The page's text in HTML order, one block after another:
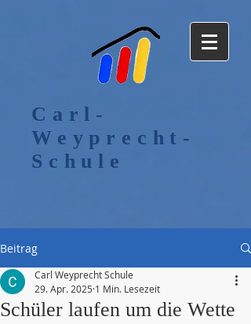
Carl-
Weyprecht-
Schule
Beitrag
Schüler laufen um die Wette
Carl Weyprecht Schule
29. Apr. 2025 1 Min. Lesezeit